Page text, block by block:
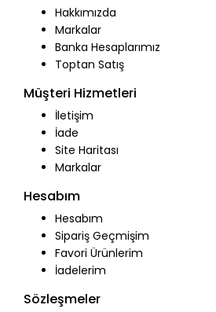
Hakkımızda
Markalar
Banka Hesaplarımız
Toptan Satış
Müşteri Hizmetleri
İletişim
İade
Site Haritası
Markalar
Hesabım
Hesabım
Sipariş Geçmişim
Favori Ürünlerim
İadelerim
Sözleşmeler